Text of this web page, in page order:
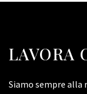
LAVORA
Siamo sempre alla